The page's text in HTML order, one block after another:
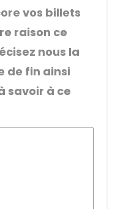
vos billets
raison ce
nous la
de fin ainsi
savoir à ce